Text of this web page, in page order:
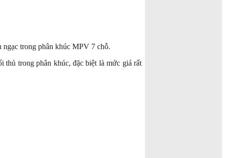
ngạc trong phân khúc MPV 7 chỗ.
thủ trong phân khúc, đặc biệt là mức giá rất